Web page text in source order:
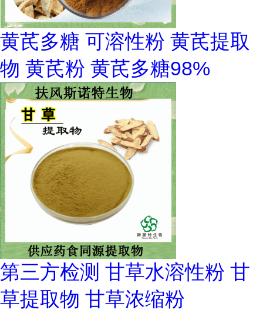
黄芪多糖 可溶性粉 黄芪提取
物 黄芪粉 黄芪多糖98%
第三方检测 甘草水溶性粉 甘
草提取物 甘草浓缩粉